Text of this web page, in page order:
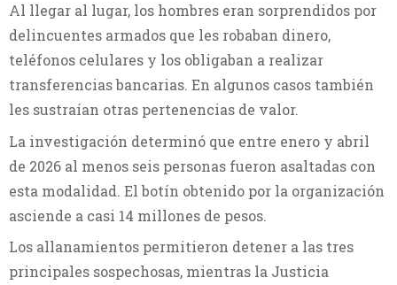
Al llegar al lugar, los hombres eran sorprendidos por
delincuentes armados que les robaban dinero,
teléfonos celulares y los obligaban a realizar
transferencias bancarias. En algunos casos también
les sustraían otras pertenencias de valor.
La investigación determinó que entre enero y abril
de 2026 al menos seis personas fueron asaltadas con
esta modalidad. El botín obtenido por la organización
asciende a casi 14 millones de pesos.
Los allanamientos permitieron detener a las tres
principales sospechosas, mientras la Justicia